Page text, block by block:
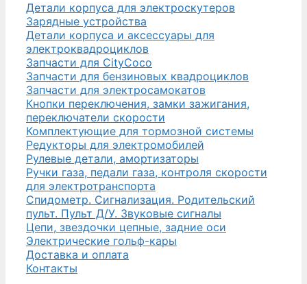
Детали корпуса для электроскутеров
Зарядные устройства
Детали корпуса и аксессуары для
электроквадроциклов
Запчасти для CityCoco
Запчасти для бензиновых квадроциклов
Запчасти для электросамокатов
Кнопки переключения, замки зажигания,
переключатели скорости
Комплектующие для тормозной системы
Редукторы для электромобилей
Рулевые детали, амортизаторы
Ручки газа, педали газа, контроля скорости
для электротранспорта
Спидометр. Сигнализация. Родительский
пульт. Пульт Д/У. Звуковые сигналы
Цепи, звездочки цепные, задние оси
Электрические гольф-кары
Доставка и оплата
Контакты